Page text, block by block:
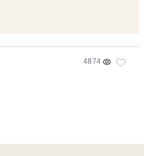
4874